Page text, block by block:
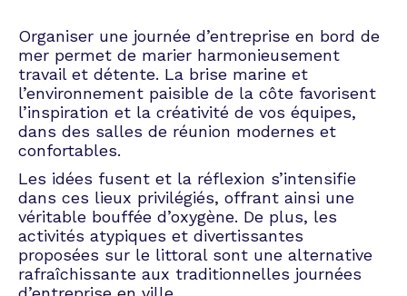
Organiser une journée d’entreprise en bord de
mer permet de marier harmonieusement
travail et détente. La brise marine et
l’environnement paisible de la côte favorisent
l’inspiration et la créativité de vos équipes,
dans des salles de réunion modernes et
confortables.
Les idées fusent et la réflexion s’intensifie
dans ces lieux privilégiés, offrant ainsi une
véritable bouffée d’oxygène. De plus, les
activités atypiques et divertissantes
proposées sur le littoral sont une alternative
rafraîchissante aux traditionnelles journées